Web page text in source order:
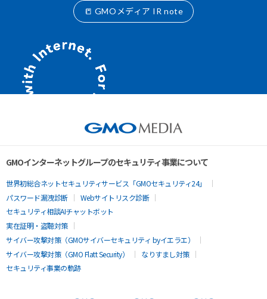
📒 GMOメディア IR note
GMOインターネットグループのセキュリティ事業について
世界初総合ネットセキュリティサービス「GMOセキュリティ24」
パスワード漏洩診断
Webサイトリスク診断
セキュリティ相談AIチャットボット
実在証明・盗聴対策
サイバー攻撃対策（GMOサイバーセキュリティ byイエラエ）
サイバー攻撃対策（GMO Flatt Security）
なりすまし対策
セキュリティ事業の軌跡